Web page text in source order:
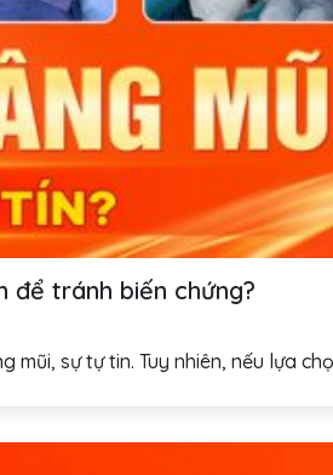
để tránh biến chứng?
sự tự tin. Tuy nhiên, nếu lựa